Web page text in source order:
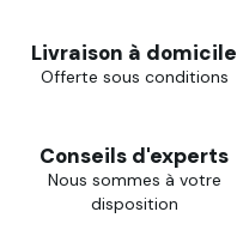
Livraison à domicile
Offerte sous conditions
Conseils d'experts
Nous sommes à votre
disposition